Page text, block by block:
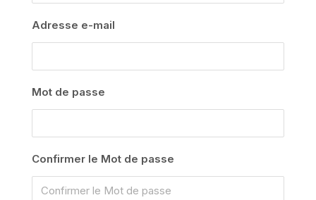
Adresse e-mail
Mot de passe
Confirmer le Mot de passe